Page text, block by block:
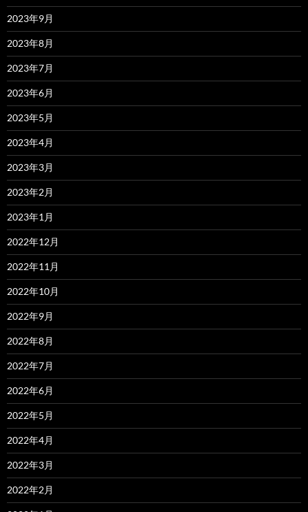
2023年9月
2023年8月
2023年7月
2023年6月
2023年5月
2023年4月
2023年3月
2023年2月
2023年1月
2022年12月
2022年11月
2022年10月
2022年9月
2022年8月
2022年7月
2022年6月
2022年5月
2022年4月
2022年3月
2022年2月